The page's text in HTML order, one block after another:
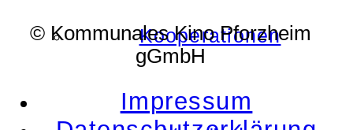
Kooperationen
© Kommunales Kino Pforzheim
gGmbH
Impressum